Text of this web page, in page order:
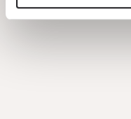
annons- och